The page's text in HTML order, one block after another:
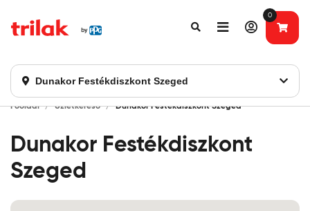
Dunakor Festékdiszkont Szeged
0
Fontos tájékoztatás!
Főoldal Üzletkereső Dunakor Festékdiszkont Szeged
Dunakor Festékdiszkont
Szeged